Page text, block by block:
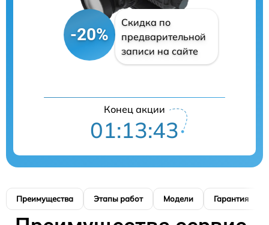
-20%
Скидка по
предварительной
записи на сайте
Конец акции
01:13:42
Преимущества Этапы работ Модели Гарантия